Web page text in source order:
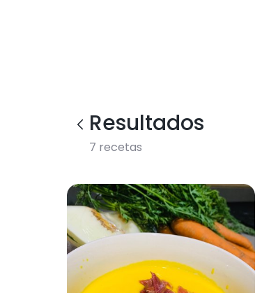
Resultados
7 recetas